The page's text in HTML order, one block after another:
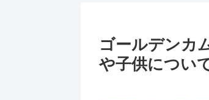
ゴールデンカ
や子供につい